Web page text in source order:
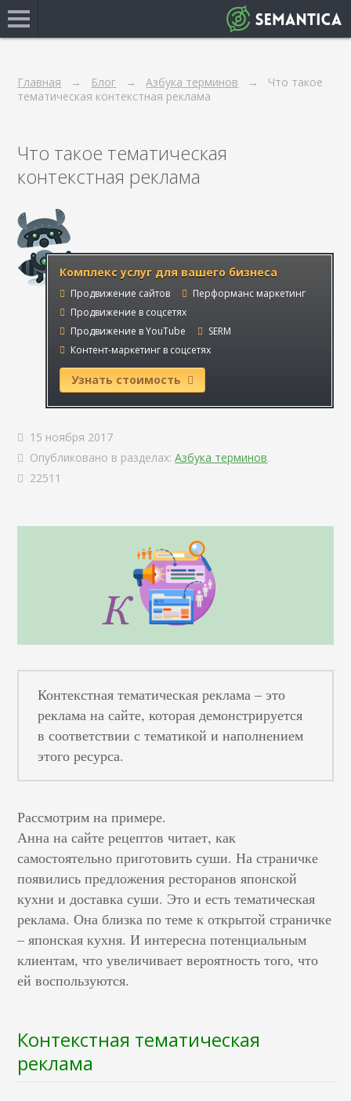
Главная Блог Азбука терминов
Что такое
тематическая контекстная реклама
Что такое тематическая
контекстная реклама
Комплекс услуг для вашего бизнеса
Продвижение сайтов
Перформанс маркетинг
Продвижение в соцсетях
Продвижение в YouTube
SERM
Контент-маркетинг в соцсетях
Узнать стоимость
15 ноября 2017
Опубликовано в разделах: Азбука терминов.
22511
Контекстная тематическая реклама – это
реклама на сайте, которая демонстрируется
в соответствии с тематикой и наполнением
этого ресурса.
Рассмотрим на примере.
Анна на сайте рецептов читает, как
самостоятельно приготовить суши. На страничке
появились предложения ресторанов японской
кухни и доставка суши. Это и есть тематическая
реклама. Она близка по теме к открытой страничке
– японская кухня. И интересна потенциальным
клиентам, что увеличивает вероятность того, что
ей воспользуются.
Контекстная тематическая
реклама